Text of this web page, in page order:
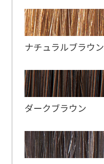
ナチュラルブラウン
ダークブラウン